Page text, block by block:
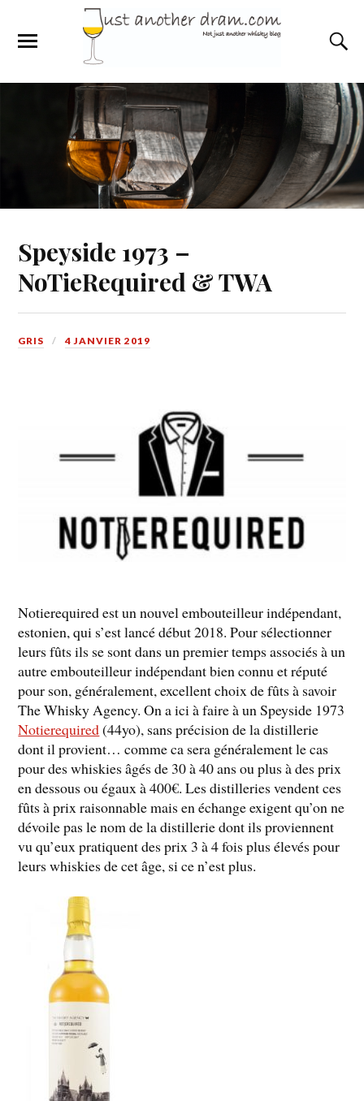
Speyside 1973 –
NoTieRequired & TWA
GRIS 4 JANVIER 2019
Notierequired est un nouvel embouteilleur indépendant,
estonien, qui s’est lancé début 2018. Pour sélectionner
leurs fûts ils se sont dans un premier temps associés à un
autre embouteilleur indépendant bien connu et réputé
pour son, généralement, excellent choix de fûts à savoir
The Whisky Agency. On a ici à faire à un Speyside 1973
Notierequired(44yo), sans précision de la distillerie
dont il provient… comme ca sera généralement le cas
pour des whiskies âgés de 30 à 40 ans ou plus à des prix
en dessous ou égaux à 400€. Les distilleries vendent ces
fûts à prix raisonnable mais en échange exigent qu’on ne
dévoile pas le nom de la distillerie dont ils proviennent
vu qu’eux pratiquent des prix 3 à 4 fois plus élevés pour
leurs whiskies de cet âge, si ce n’est plus.